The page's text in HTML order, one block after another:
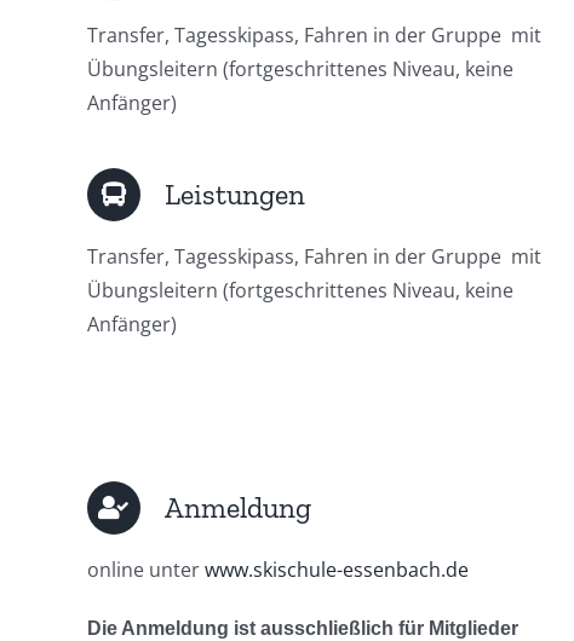
Transfer, Tagesskipass, Fahren in der Gruppe mit
Übungsleitern (fortgeschrittenes Niveau, keine
Anfänger)
Leistungen
Transfer, Tagesskipass, Fahren in der Gruppe mit
Übungsleitern (fortgeschrittenes Niveau, keine
Anfänger)
Anmeldung
online unterwww.skischule-essenbach.de
Die Anmeldung ist ausschließlich für Mitglieder